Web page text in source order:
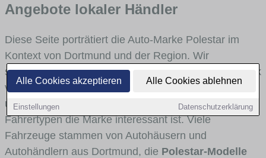
Alle Cookies akzeptieren Alle Cookies ablehnen
Einstellungen Datenschutzerklärung
Angebote lokaler Händler
Diese Seite porträtiert die Auto-Marke Polestar im
Kontext von Dortmund und der Region. Wir
skizzieren, in welchen Fahrzeugklassen Polestar stark
vertreten ist, welche Modellreihen häufig im Stadt-
und Umlandverkehr zu sehen sind und für welche
Fahrertypen die Marke interessant ist. Viele
Fahrzeuge stammen von Autohäusern und
Autohändlern aus Dortmund, die Polestar-Modelle